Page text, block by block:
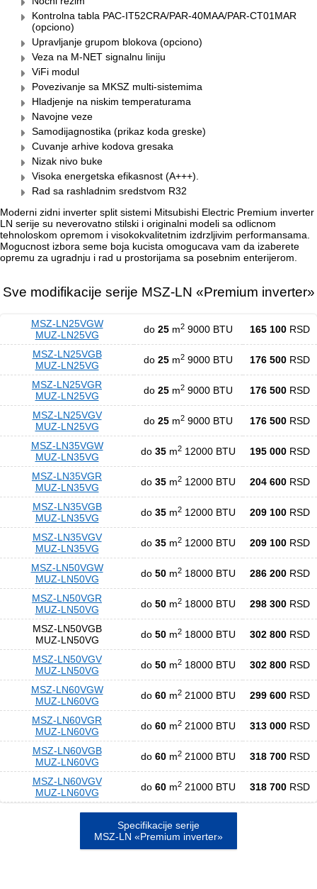
Kontrolna tabla PAC-IT52CRA/PAR-40MAA/PAR-CT01MAR
(opciono)
Upravljanje grupom blokova (opciono)
Veza na M-NET signalnu liniju
ViFi modul
Povezivanje sa MKSZ multi-sistemima
Hladjenje na niskim temperaturama
Navojne veze
Samodijagnostika (prikaz koda greske)
Cuvanje arhive kodova gresaka
Nizak nivo buke
Visoka energetska efikasnost (A+++).
Rad sa rashladnim sredstvom R32
Moderni zidni inverter split sistemi Mitsubishi Electric Premium inverter
LN serije su neverovatno stilski i originalni modeli sa odlicnom
tehnoloskom opremom i visokokvalitetnim izdrzljivim performansama.
Mogucnost izbora seme boja kucista omogucava vam da izaberete
opremu za ugradnju i rad u prostorijama sa posebnim enterijerom.
Sve modifikacije serije MSZ-LN «Premium inverter»
MSZ-LN25VGW
MUZ-LN25VG
do 25 m2 9000 BTU 165 100 RSD
MSZ-LN25VGB
MUZ-LN25VG
do 25 m2 9000 BTU 176 500 RSD
MSZ-LN25VGR
MUZ-LN25VG
do 25 m2 9000 BTU 176 500 RSD
MSZ-LN25VGV
MUZ-LN25VG
do 25 m2 9000 BTU 176 500 RSD
MSZ-LN35VGW
MUZ-LN35VG
do 35 m2 12000 BTU 195 000 RSD
MSZ-LN35VGR
MUZ-LN35VG
do 35 m2 12000 BTU 204 600 RSD
MSZ-LN35VGB
MUZ-LN35VG
do 35 m2 12000 BTU 209 100 RSD
MSZ-LN35VGV
MUZ-LN35VG
do 35 m2 12000 BTU 209 100 RSD
MSZ-LN50VGW
MUZ-LN50VG
do 50 m2 18000 BTU 286 200 RSD
MSZ-LN50VGR
MUZ-LN50VG
do 50 m2 18000 BTU 298 300 RSD
MSZ-LN50VGB
MUZ-LN50VG
do 50 m2 18000 BTU 302 800 RSD
MSZ-LN50VGV
MUZ-LN50VG
do 50 m2 18000 BTU 302 800 RSD
MSZ-LN60VGW
MUZ-LN60VG
do 60 m2 21000 BTU 299 600 RSD
MSZ-LN60VGR
MUZ-LN60VG
do 60 m2 21000 BTU 313 000 RSD
MSZ-LN60VGB
MUZ-LN60VG
do 60 m2 21000 BTU 318 700 RSD
MSZ-LN60VGV
MUZ-LN60VG
do 60 m2 21000 BTU 318 700 RSD
Specifikacije serije
MSZ-LN «Premium inverter»